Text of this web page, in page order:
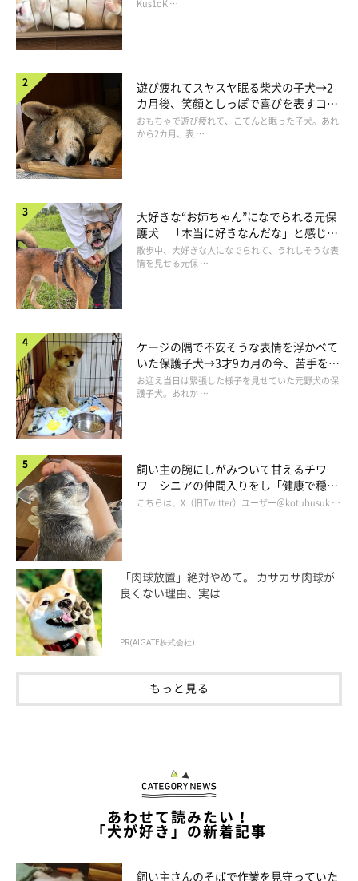
てくれたのですが、勢いがよすぎて『パァン!!』ってすごい音が
してビビってしまい。もうカスタネットは叩けない（笑）」
「カラスに一生懸命吠えても、無視されていた」
文句なしにかわいい！
エピソードも♡
「いびきかきながら私の顔を見てる」
「寝るとき、大の字で足を開いて寝てる」
「夜、お水を飲んだあと、バックでムーンウォークみたいに歩く
ところです」
「ボール遊びのとき興奮しすぎて、ボールをとりそこねたあげ
く、一回転して転がった！」
長！
Kus1oK …
遊び疲れてスヤスヤ眠る柴犬の子犬→2
カ月後、笑顔としっぽで喜びを表すコに
成長！
おもちゃで遊び疲れて、こてんと眠った子犬。あれ
から2カ月、表 …
大好きな“お姉ちゃん”になでられる元保
護犬 「本当に好きなんだな」と感じる
表情にほっこり
散歩中、大好きな人になでられて、うれしそうな表
情を見せる元保 …
ケージの隅で不安そうな表情を浮かべて
いた保護子犬→3才9カ月の今、苦手を克
服し頼もしいコに成長！
お迎え当日は緊張した様子を見せていた元野犬の保
護子犬。あれか …
飼い主の腕にしがみついて甘えるチワ
ワ シニアの仲間入りをし「健康で穏や
かな暮らしが続いてほしい」と願う
こちらは、X（旧Twitter）ユーザー＠kotubusuk …
「肉球放置」絶対やめて。 カサカサ肉球が
良くない理由、実は...
PR(AIGATE株式会社)
もっと見る
あわせて読みたい！
「犬が好き」の新着記事
飼い主さんのそばで作業を見守っていた